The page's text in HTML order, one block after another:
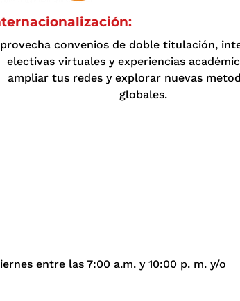
convenios de doble titulación,
electivas virtuales y experiencias
ampliar tus redes y explorar nuevas
globales.
entre las 7:00 a.m. y 10:00 p. m. y/o